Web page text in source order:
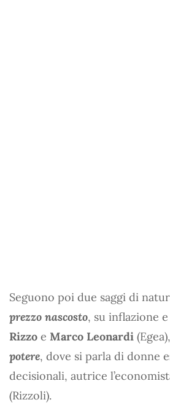
Seguono poi due saggi di
prezzo nascosto, su inflazione
Rizzo e Marco Leonardi
potere, dove si parla di donne
decisionali, autrice
(Rizzoli).